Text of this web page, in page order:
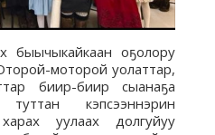
быычыкайкаан оҕолору
моторой уолаттар,
биир-биир сыанаҕа
кэпсээннэрин
уулаах долгуйуу